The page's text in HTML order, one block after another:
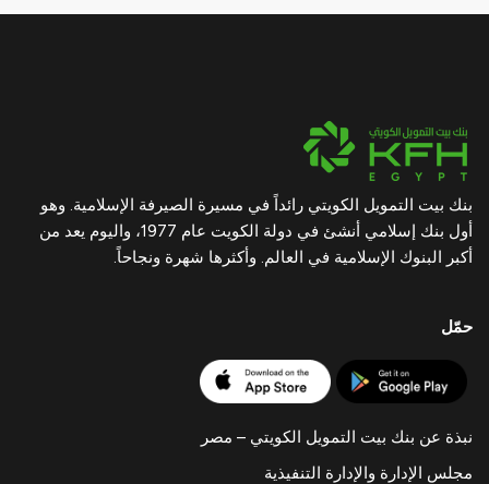
بنك بيت التمويل الكويتي رائداً في مسيرة الصيرفة الإسلامية. وهو
أول بنك إسلامي أنشئ في دولة الكويت عام 1977، واليوم يعد من
أكبر البنوك الإسلامية في العالم. وأكثرها شهرة ونجاحاً.
حمّل
نبذة عن بنك بيت التمويل الكويتي – مصر
مجلس الإدارة والإدارة التنفيذية